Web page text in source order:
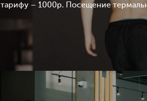
тарифу – 1000р. Посещение